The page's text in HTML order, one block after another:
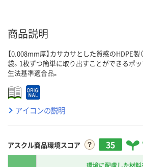
商品説明
【0.008mm厚】カサカサとした質感のHDPE製
袋。1枚ずつ簡単に取り出すことができるポ
生法基準適合品。
アイコンの説明
アスクル商品環境スコア 35